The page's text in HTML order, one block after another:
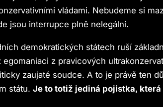
vládami. Nebudeme si
jsou interrupce plně nelegální.
demokratických státech ruší
z pravicových
zaujaté soudce. A to je právě ten
státu.Je to totiž jediná pojistka, která